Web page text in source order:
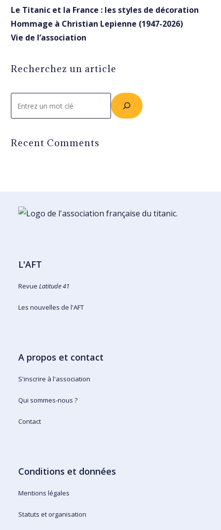
Le Titanic et la France : les styles de décoration
Hommage à Christian Lepienne (1947-2026)
Vie de l’association
Recherchez un article
Recent Comments
L'AFT
RevueLatitude 41
Les nouvelles de l'AFT
A propos et contact
S'inscrire à l'association
Qui sommes-nous ?
Contact
Conditions et données
Mentions légales
Statuts et organisation